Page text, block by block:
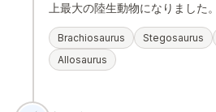
上最大の陸生動物になりました。
Brachiosaurus Stegosaurus
Allosaurus